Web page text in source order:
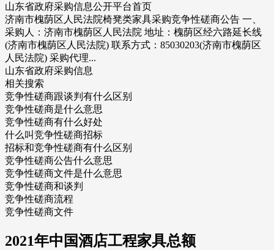
山东省政府采购信息公开平台首页
济南市槐荫区人民法院椅凳类家具采购竞争性磋商公告 一、
采购人：济南市槐荫区人民法院 地址：槐荫区经六路延长线
(济南市槐荫区人民法院) 联系方式：85030203(济南市槐荫区
人民法院) 采购代理...
山东省政府采购信息
相关搜索
竞争性磋商跟谈判有什么区别
竞争性磋商是什么意思
竞争性磋商有什么好处
什么叫竞争性磋商招标
招标和竞争性磋商有什么区别
竞争性磋商公告什么意思
竞争性磋商文件是什么意思
竞争性磋商和谈判
竞争性磋商流程
竞争性磋商文件
2021年中国酒店工程家具总额